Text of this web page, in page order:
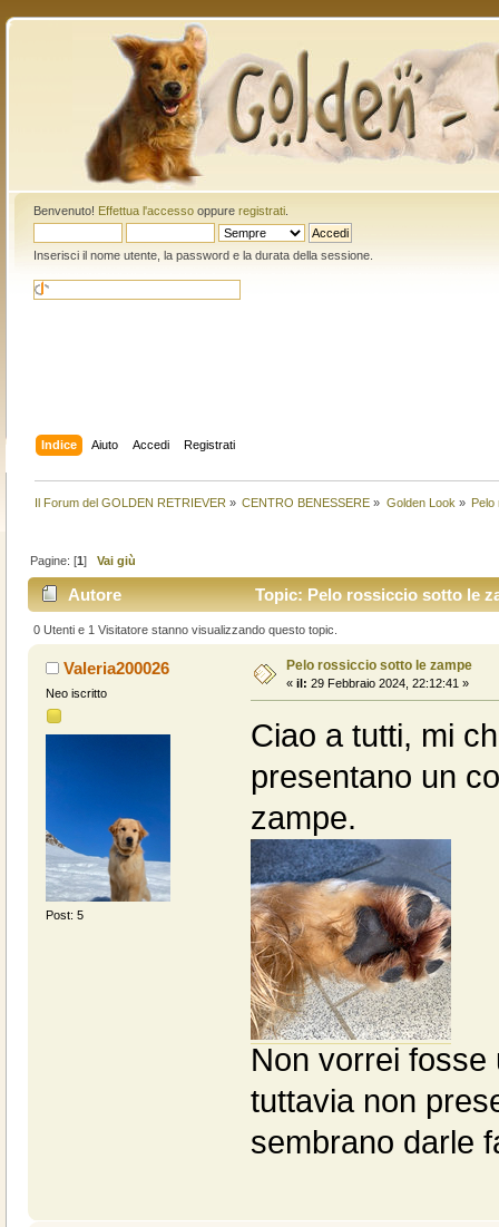
Benvenuto! Effettua l'accessooppure registrati.
Inserisci il nome utente, la password e la durata della sessione.
Indice Aiuto Accedi Registrati
Il Forum del GOLDEN RETRIEVER » CENTRO BENESSERE » Golden Look »
Pagine: [1]Vai giù
Autore Topic: Pelo rossiccio sotto le
0 Utenti e 1 Visitatore stanno visualizzando questo topic.
Valeria200026
Neo iscritto
Post: 5
Pelo rossiccio sotto le zampe
« il: 29 Febbraio 2024, 22:12:41 »
Ciao a tutti, mi
presentano un
zampe.
Non vorrei fosse
tuttavia non
sembrano darle